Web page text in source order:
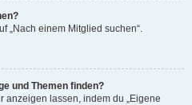
„Nach einem Mitglied suchen“.
und Themen finden?
anzeigen lassen, indem du „Eigene